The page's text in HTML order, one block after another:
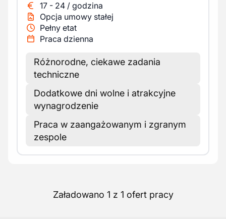
17 - 24 / godzina
Opcja umowy stałej
Pełny etat
Praca dzienna
Różnorodne, ciekawe zadania
techniczne
Dodatkowe dni wolne i atrakcyjne
wynagrodzenie
Praca w zaangażowanym i zgranym
zespole
Załadowano 1 z 1 ofert pracy